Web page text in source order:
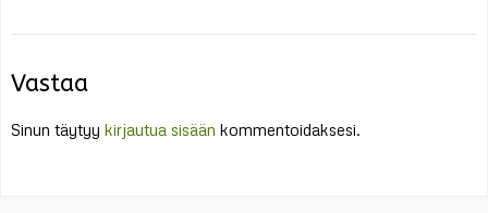
Vastaa
Sinun täytyy kirjautua sisään kommentoidaksesi.